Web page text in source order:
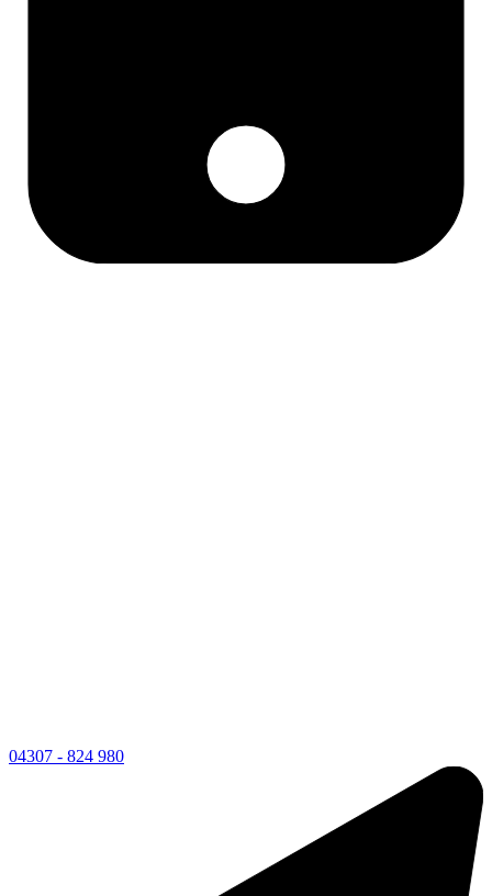
04307 - 824 980